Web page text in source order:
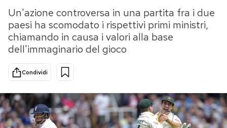
Scienza
Cultura
Economia
Sport
Media
Europa
PODCAST
Un'azione controversa in una partita fra i due
paesi ha scomodato i rispettivi primi ministri,
chiamando in causa i valori alla base
dell'immaginario del gioco
Condividi